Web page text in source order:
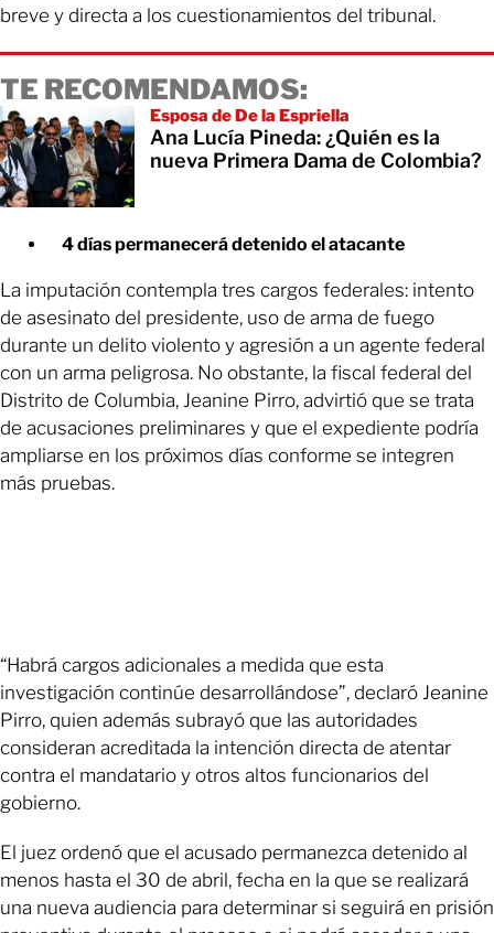
breve y directa a los cuestionamientos del tribunal.
TE RECOMENDAMOS:
Esposa de De la Espriella
Ana Lucía Pineda: ¿Quién es la
nueva Primera Dama de Colombia?
4 días permanecerá detenido el atacante
La imputación contempla tres cargos federales: intento
de asesinato del presidente, uso de arma de fuego
durante un delito violento y agresión a un agente federal
con un arma peligrosa. No obstante, la fiscal federal del
Distrito de Columbia, Jeanine Pirro, advirtió que se trata
de acusaciones preliminares y que el expediente podría
ampliarse en los próximos días conforme se integren
más pruebas.
“Habrá cargos adicionales a medida que esta
investigación continúe desarrollándose”, declaró Jeanine
Pirro, quien además subrayó que las autoridades
consideran acreditada la intención directa de atentar
contra el mandatario y otros altos funcionarios del
gobierno.
El juez ordenó que el acusado permanezca detenido al
menos hasta el 30 de abril, fecha en la que se realizará
una nueva audiencia para determinar si seguirá en prisión